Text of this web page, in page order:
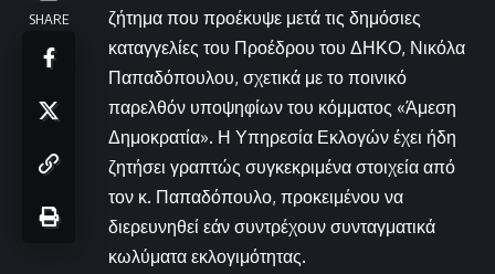
SHARE
ζήτημα που προέκυψε μετά τις δημόσιες
καταγγελίες του Προέδρου του ΔΗΚΟ, Νικόλα
Παπαδόπουλου, σχετικά με το ποινικό
παρελθόν υποψηφίων του κόμματος «Άμεση
Δημοκρατία». Η Υπηρεσία Εκλογών έχει ήδη
ζητήσει γραπτώς συγκεκριμένα στοιχεία από
τον κ. Παπαδόπουλο, προκειμένου να
διερευνηθεί εάν συντρέχουν συνταγματικά
κωλύματα εκλογιμότητας.